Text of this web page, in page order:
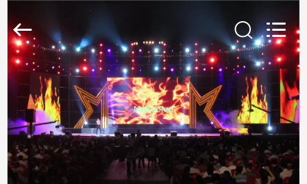
MAISON
PRODUITS
AU
co.,
LTD.
Rights
Reserved.